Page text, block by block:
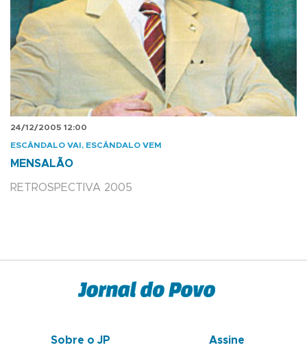
24/12/2005 12:00
ESCÂNDALO VAI, ESCÂNDALO VEM
MENSALÃO
RETROSPECTIVA 2005
Sobre o JP
Assine